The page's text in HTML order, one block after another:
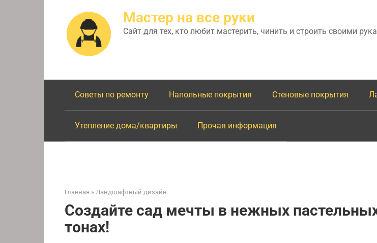
Мастер на все руки
Сайт для тех, кто любит мастерить, чинить и строить своими
Советы по ремонту Напольные покрытия Стеновые покрытия
Утепление дома/квартиры Прочая информация
Главная » Ландшафтный дизайн
Создайте сад мечты в нежных
тонах!